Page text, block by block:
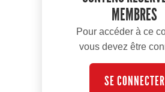
MEMBRES
Pour accéder à ce
vous devez être
SE CONNECTER